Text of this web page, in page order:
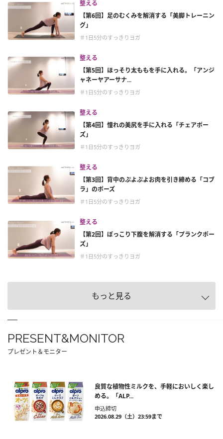
整える
【第6回】足のむくみを解消する「美脚トレーニン
グ」
＃1日5分のすっきりヨガ
整える
【第5回】ほっそり太ももを手に入れる。「アンジ
ャネーヤアーサナ...
＃1日5分のすっきりヨガ
整える
【第4回】憧れの美尻を手に入れる「チェアポー
ズ」
＃1日5分のすっきりヨガ
整える
【第3回】背中のぷよぷよお肉を引き締める「コブ
ラ」のポーズ
＃1日5分のすっきりヨガ
整える
【第2回】ぽっこり下腹を解消する「プランクポー
ズ」
＃1日5分のすっきりヨガ
もっと見る
PRESENT&MONITOR
プレゼント＆モニター
良質な植物性ミルクを、手軽においしく楽し
める。「ALP...
申込締切
2026.08.29（土）23:59まで